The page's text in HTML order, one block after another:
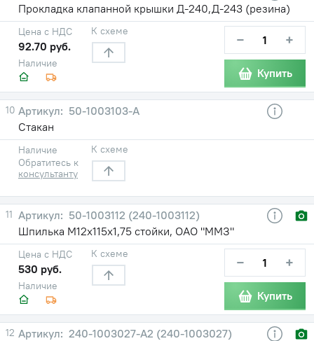
Прокладка клапанной крышки Д-240,Д-243 (резина)
Наличие
Цена с НДС
92.70 руб.
К схеме − +
Купить
10
50-1003103-А
Стакан
Наличие
Обратитесь к
консультанту
К схеме
11
50-1003112 (240-1003112)
Шпилька М12х115х1,75 стойки, ОАО "ММЗ"
Наличие
Цена с НДС
530 руб.
К схеме − +
Купить
12
240-1003027-А2 (240-1003027)